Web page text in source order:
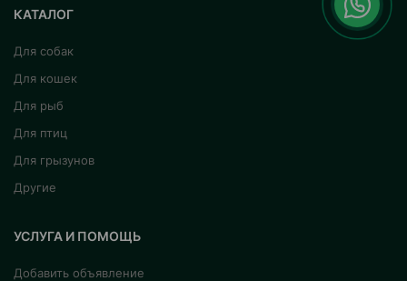
КАТАЛОГ
Для собак
Для кошек
Для рыб
Для птиц
Для грызунов
Другие
УСЛУГА И ПОМОЩЬ
Добавить объявление